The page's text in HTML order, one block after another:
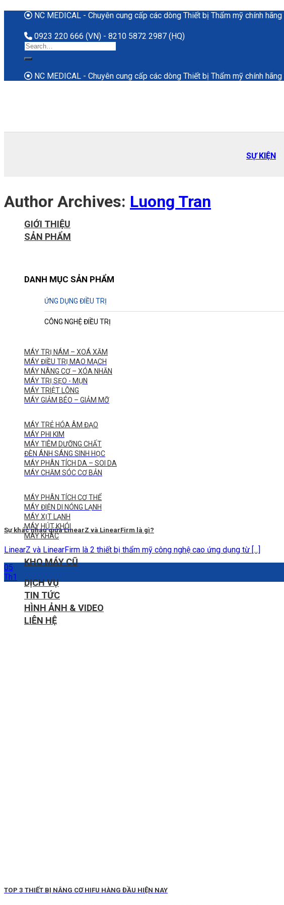
content
NC MEDICAL - Chuyên cung cấp các dòng Thiết bị Thẩm mỹ chính
0923 220 666 (VN) - 8210 5872 2987 (HQ)
Search
NC MEDICAL - Chuyên cung cấp các dòng Thiết bị Thẩm mỹ chính
GIỚI THIỆU
SẢN PHẨM
DANH MỤC SẢN PHẨM
ỨNG DỤNG ĐIỀU TRỊ
CÔNG NGHỆ ĐIỀU TRỊ
MÁY TRỊ NÁM – XOÁ XĂM
MÁY ĐIỀU TRỊ MAO MẠCH
MÁY NÂNG CƠ – XÓA NHĂN
MÁY TRỊ SẸO - MỤN
MÁY TRIỆT LÔNG
MÁY GIẢM BÉO – GIẢM MỠ
MÁY TRẺ HÓA ÂM ĐẠO
MÁY PHI KIM
MÁY TIÊM DƯỠNG CHẤT
ĐÈN ÁNH SÁNG SINH HỌC
MÁY PHÂN TÍCH DA – SOI DA
MÁY CHĂM SÓC CƠ BẢN
MÁY PHÂN TÍCH CƠ THỂ
MÁY ĐIỆN DI NÓNG LẠNH
MÁY XỊT LẠNH
MÁY HÚT KHÓI
MÁY KHÁC
KHO MÁY CŨ
DỊCH VỤ
TIN TỨC
HÌNH ẢNH & VIDEO
LIÊN HỆ
SỰ KIỆN
Author Archives: Luong Tran
Sự khác nhau giữa LinearZ và LinearFirm là gì?
LinearZ và LinearFirm là 2 thiết bị thẩm mỹ công nghệ cao ứng dụng từ [...]
05
Th1
TOP 3 THIẾT BỊ NÂNG CƠ HIFU HÀNG ĐẦU HIỆN NAY